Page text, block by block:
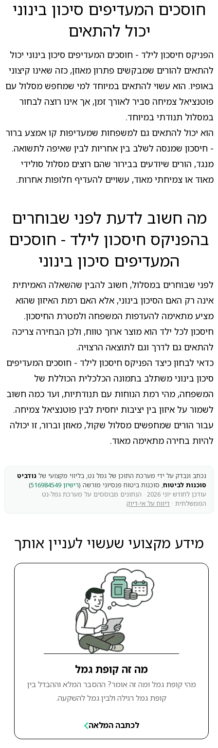
חוסכים המעדיפים סיכון בינוני
יכול להתאים
הפניקס חיסכון לילד - חוסכים המעדיפים סיכון בינוני יכול
להתאים להורים שמבקשים פתרון מאוזן, כזה שאינו קיצוני
באופיו. הוא עשוי להתאים במיוחד למי שמחפש מסלול עם
פוטנציאל צמיחה סביר לאורך זמן, אך אינו רוצה לבחור
במסלול תנודתי במיוחד.
הוא יכול להתאים גם למשפחות שמעדיפות קו אמצע ברור
- חיסכון שמנסה לשלב בין אחריות לבין שאיפה לתשואה.
מנגד, הורים שיודעים בבירור שהם רוצים מסלול סולידי
מאוד או צמיחתי מאוד, עשויים להעדיף חלופות אחרות.
מה חשוב לדעת לפני שבוחרים
בהפניקס חיסכון לילד - חוסכים
המעדיפים סיכון בינוני
לפני שבוחרים במסלול, חשוב להבין שהשאלה האמיתית
אינה רק האם הסיכון בינוני, אלא האם רמת האיזון שהוא
מציע מתאימה להעדפות המשפחה ולמטרת החיסכון.
חיסכון לכל ילד הוא מוצר ארוך טווח, ולכן הבחירה צריכה
להתאים גם לדרך וגם לתוצאה הרצויה.
כדאי לבחון כיצד הפניקס חיסכון לילד - חוסכים המעדיפים
סיכון בינוני משתלב בתמונה הכלכלית הכוללת של
המשפחה, מהי רמת הנוחות עם תנודתיות, ועד כמה חשוב
לשמור על איזון בין יציבות יחסית לבין פוטנציאל צמיחה.
עבור הורים שמחפשים מסלול שקול, מאוזן וברור, זו יכולה
להיות בחירה מתאימה מאוד.
נכתב ונבדק על ידי מערכת התוכן של גמל נט, בליווי מקצועי של גודביט
סוכנות לביטוח, סוכנות ביטוח פנסיוני מורשה (רישיון 516984549
)
עודכן לחודש יוני 2026 · הנתונים מבוססים על מערכת גמל-נט
הממשלתית · דיווח על אי-דיוק
מידע מקצועי שעשוי לעניין אותך
מה זה קופת גמל
מהי קופת גמל ומה זה אומר? ההסבר המלא וההבדל בין
קופת גמל רגילה ולבין גמל להשקעה.
לכתבה המלאה